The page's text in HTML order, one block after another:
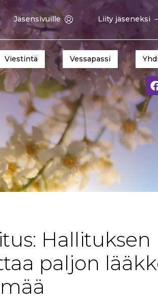
Jäsensivuille Liity jäseneksi
Viestintä Vessapassi
Hallituksen
paljon